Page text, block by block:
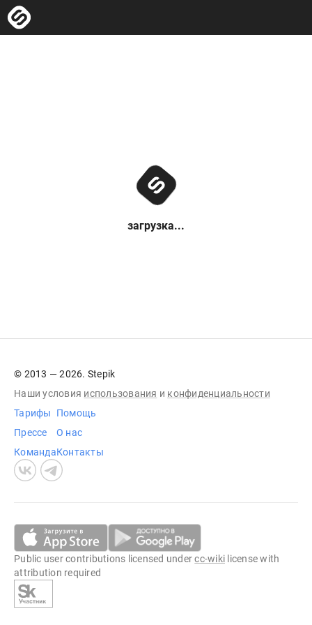
загрузка...
© 2013 — 2026. Stepik
Наши условия использования и конфиденциальности
Тарифы
Прессе
Команда
Помощь
О нас
Контакты
Public user contributions licensed undercc-wiki license with
attribution required